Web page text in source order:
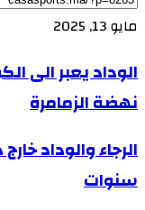
مايو 13, 2025
الوداد يعبر الى
نهضة الزمامرة
الرجاء والوداد
سنوات